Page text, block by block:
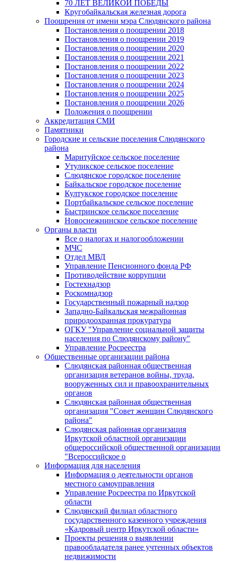
70 ЛЕТ ВЕЛИКОЙ ПОБЕДЫ
Кругобайкальская железная дорога
Поощрения от имени мэра Слюдянского района
Постановления о поощрении 2018
Постановления о поощрении 2019
Постановления о поощрении 2020
Постановления о поощрении 2021
Постановления о поощрении 2022
Постановления о поощрении 2023
Постановления о поощрении 2024
Постановления о поощрении 2025
Постановления о поощрении 2026
Положения о поощрении
Аккредитация СМИ
Памятники
Городские и сельские поселения Слюдянского
района
Маритуйское сельское поселение
Утуликское сельское поселение
Слюдянское городское поселение
Байкальское городское поселение
Култукское городское поселение
Портбайкальское сельское поселение
Быстринское сельское поселение
Новоснежнинское сельское поселение
Органы власти
Все о налогах и налогообложении
МЧС
Отдел МВД
Управление Пенсионного фонда РФ
Противодействие коррупции
Гостехнадзор
Роскомнадзор
Государственный пожарный надзор
Западно-Байкальская межрайонная
природоохранная прокуратура
ОГКУ "Управление социальной защиты
населения по Слюдянскому району"
Управление Росреестра
Общественные организации района
Слюдянская районная общественная
организация ветеранов войны, труда,
вооруженных сил и правоохранительных
органов
Слюдянская районная общественная
организация "Совет женщин Слюдянского
района"
Слюдянская районная организация
Иркутской областной организации
общероссийской общественной организации
"Всероссийское о
Информация для населения
Информация о деятельности органов
местного самоуправления
Управление Росреестра по Иркутской
области
Слюдянский филиал областного
государственного казенного учреждения
«Кадровый центр Иркутской области»
Проекты решения о выявлении
правообладателя ранее учтенных объектов
недвижимости